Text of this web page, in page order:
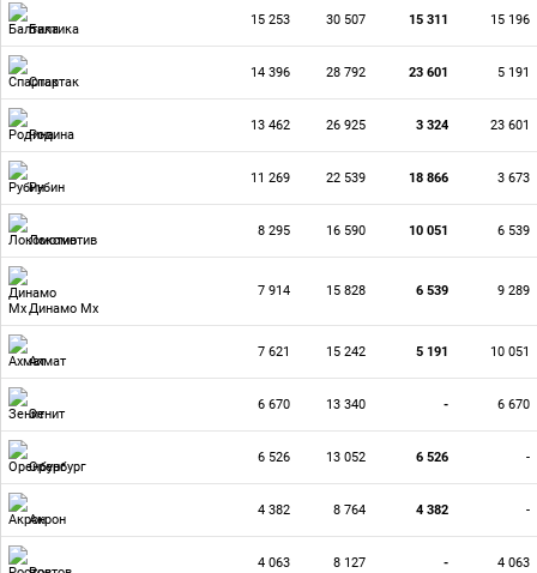
Балтика
15 253 30 507 15 311 15 196
Спартак
14 396 28 792 23 601 5 191
Родина
13 462 26 925 3 324 23 601
Рубин
11 269 22 539 18 866 3 673
Локомотив
8 295 16 590 10 051 6 539
Динамо Мх
7 914 15 828 6 539 9 289
Ахмат
7 621 15 242 5 191 10 051
Зенит
6 670 13 340 - 6 670
Оренбург
6 526 13 052 6 526 -
Акрон
4 382 8 764 4 382 -
4 063 8 127 - 4 063